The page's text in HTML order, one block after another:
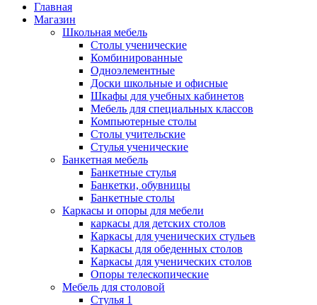
Главная
Магазин
Школьная мебель
Столы ученические
Комбинированные
Одноэлементные
Доски школьные и офисные
Шкафы для учебных кабинетов
Мебель для специальных классов
Компьютерные столы
Столы учительские
Стулья ученические
Банкетная мебель
Банкетные стулья
Банкетки, обувницы
Банкетные столы
Каркасы и опоры для мебели
каркасы для детских столов
Каркасы для ученических стульев
Каркасы для обеденных столов
Каркасы для ученических столов
Опоры телескопические
Мебель для столовой
Стулья 1